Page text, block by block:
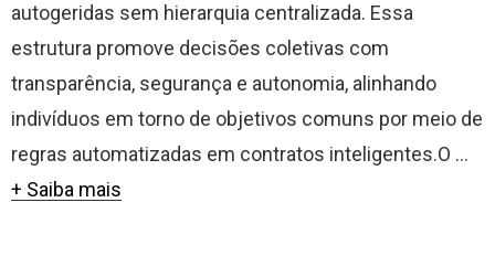
autogeridas sem hierarquia centralizada. Essa
estrutura promove decisões coletivas com
transparência, segurança e autonomia, alinhando
indivíduos em torno de objetivos comuns por meio de
regras automatizadas em contratos inteligentes.O ...
+ Saiba mais